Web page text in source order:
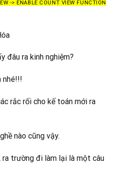
-> ENABLE COUNT VIEW FUNCTION
đâu ra kinh nghiệm?
nhé!!!
rắc rối cho kế toán mới ra
nào cũng vậy.
ra trường đi làm lại là một câu